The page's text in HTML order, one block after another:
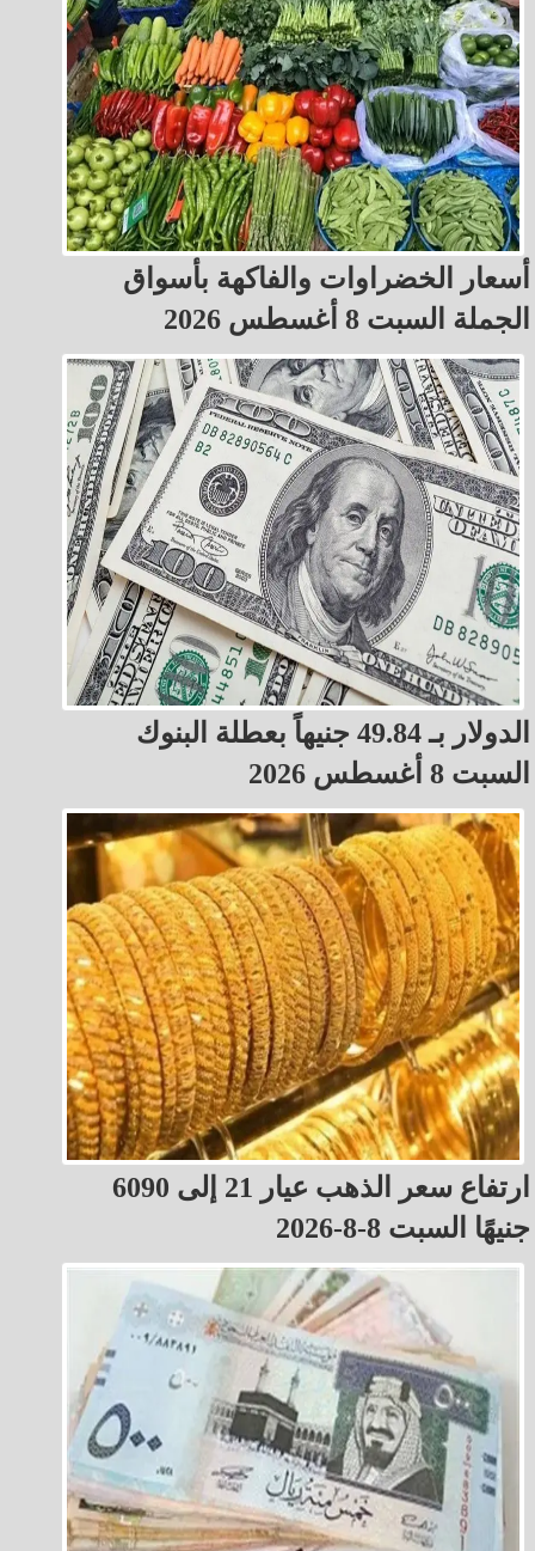
أسعار الخضراوات والفاكهة بأسواق
الجملة السبت 8 أغسطس 2026
الدولار بـ 49.84 جنيهاً بعطلة البنوك
السبت 8 أغسطس 2026
ارتفاع سعر الذهب عيار 21 إلى 6090
جنيهًا السبت 8-8-2026